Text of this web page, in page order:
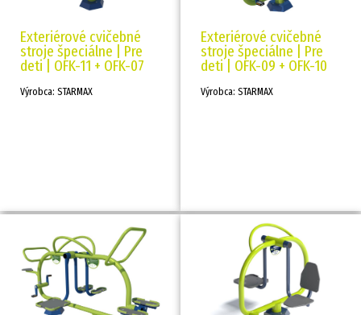
Exteriérové cvičebné
stroje špeciálne | Pre
deti | OFK-11 + OFK-07
Výrobca: STARMAX
Exteriérové cvičebné
stroje špeciálne | Pre
deti | OFK-09 + OFK-10
Výrobca: STARMAX